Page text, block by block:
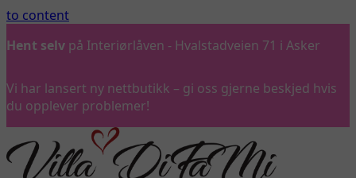
to content
Ring ossgjerne på 992 57 899
Vi har lansert ny nettbutikk – gi oss gjerne beskjed hvis
du opplever problemer!